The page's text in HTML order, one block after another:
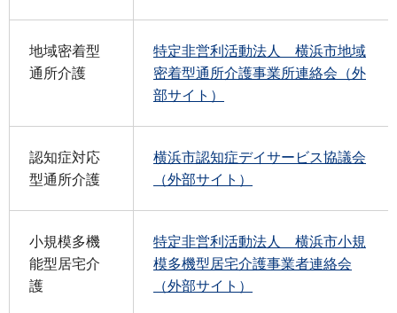
地域密着型
通所介護
特定非営利活動法人 横浜市地域
密着型通所介護事業所連絡会（外
部サイト）
認知症対応
型通所介護
横浜市認知症デイサービス協議会
（外部サイト）
小規模多機
能型居宅介
護
特定非営利活動法人 横浜市小規
模多機型居宅介護事業者連絡会
（外部サイト）